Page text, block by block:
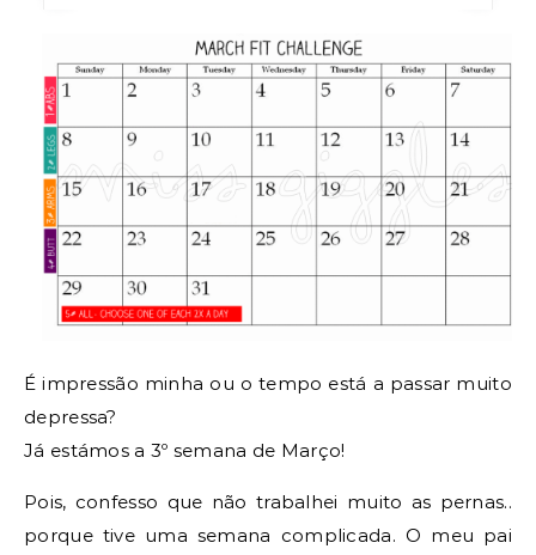
É impressão minha ou o tempo está a passar muito
depressa?
Já estámos a 3º semana de Março!
Pois, confesso que não trabalhei muito as pernas..
porque tive uma semana complicada. O meu pai